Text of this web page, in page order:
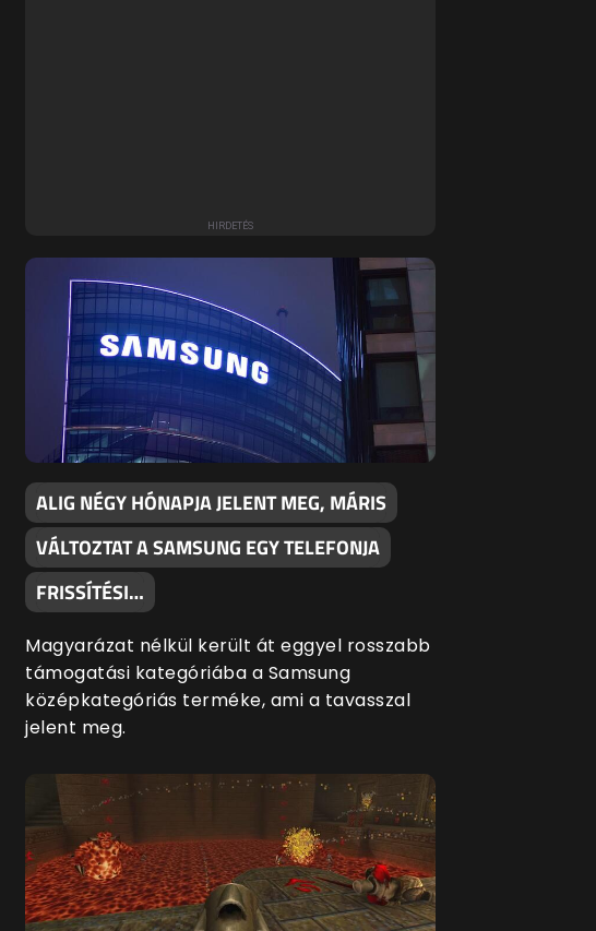
ALIG NÉGY HÓNAPJA JELENT MEG, MÁRIS
VÁLTOZTAT A SAMSUNG EGY TELEFONJA
FRISSÍTÉSI…
Magyarázat nélkül került át eggyel rosszabb
támogatási kategóriába a Samsung
középkategóriás terméke, ami a tavasszal
jelent meg.